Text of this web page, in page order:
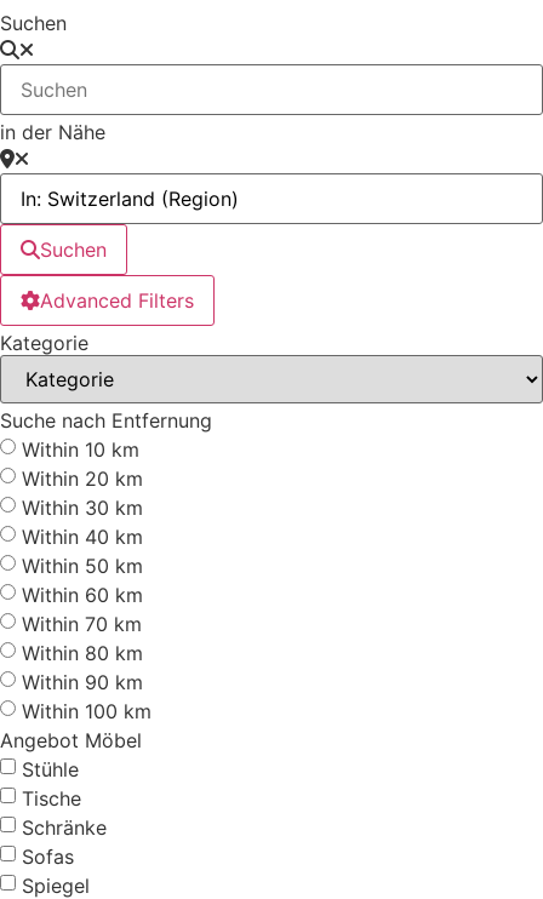
Suchen
in der Nähe
Suchen
Advanced Filters
Kategorie
Suche nach Entfernung
Within 10 km
Within 20 km
Within 30 km
Within 40 km
Within 50 km
Within 60 km
Within 70 km
Within 80 km
Within 90 km
Within 100 km
Angebot Möbel
Stühle
Tische
Schränke
Sofas
Spiegel